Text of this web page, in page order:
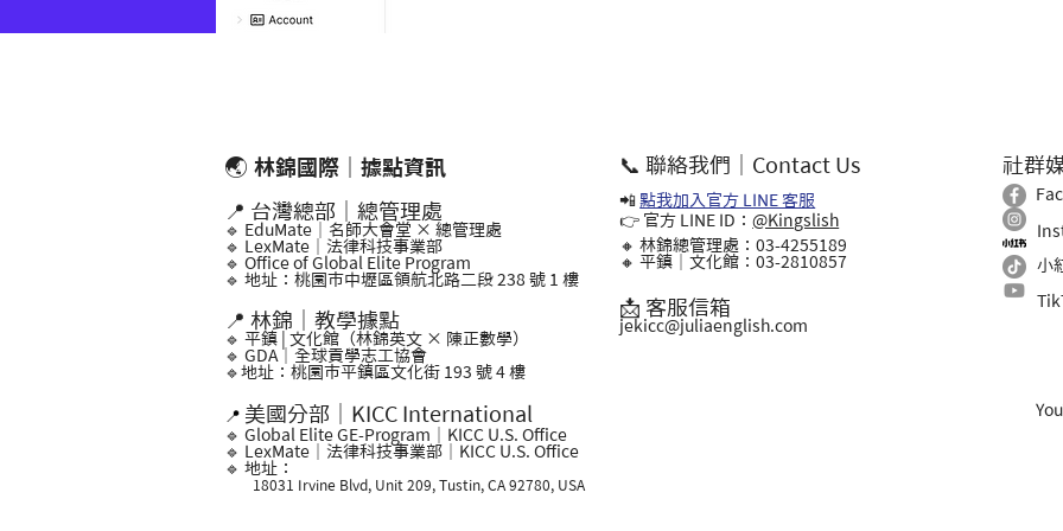
🌏 林錦國際｜據點資訊
📍 台灣總部｜總管理處
🔹 EduMate｜名師大會堂 × 總管理處
🔹 LexMate｜法律科技事業部
🔹 Office of Global Elite Program
🔹 地址：桃園市中壢區領航北路二段 238 號 1 樓
📍 林錦｜教學據點
🔹 平鎮 | 文化館（林錦英文 × 陳正數學）
🔹 GDA｜全球貢學志工協會
🔹地址：桃園市平鎮區文化街 193 號 4 樓
📍 美國分部｜KICC International
🔹 Global Elite GE-Program｜KICC U.S. Office
🔹 LexMate｜法律科技事業部｜KICC U.S. Office
🔹 地址：
18031 Irvine Blvd, Unit 209, Tustin, CA 92780, USA
📞 聯絡我們｜Contact Us
📲 點我加入官方 LINE 客服
👉 官方 LINE ID：@Kingslish
🔸 林錦總管理處：03-4255189
🔸 平鎮｜文化館：03-2810857
📩 客服信箱
jekicc@juliaenglish.com
社群
小